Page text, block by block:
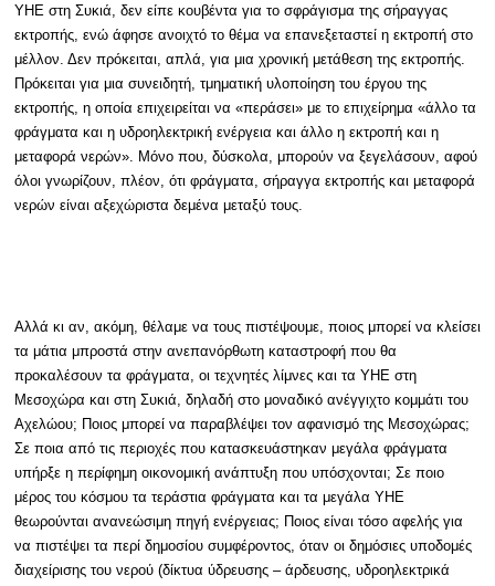
ΥΗΕ στη Συκιά, δεν είπε κουβέντα για το σφράγισμα της σήραγγας
εκτροπής, ενώ άφησε ανοιχτό το θέμα να επανεξεταστεί η εκτροπή στο
μέλλον. Δεν πρόκειται, απλά, για μια χρονική μετάθεση της εκτροπής.
Πρόκειται για μια συνειδητή, τμηματική υλοποίηση του έργου της
εκτροπής, η οποία επιχειρείται να «περάσει» με το επιχείρημα «άλλο τα
φράγματα και η υδροηλεκτρική ενέργεια και άλλο η εκτροπή και η
μεταφορά νερών». Μόνο που, δύσκολα, μπορούν να ξεγελάσουν, αφού
όλοι γνωρίζουν, πλέον, ότι φράγματα, σήραγγα εκτροπής και μεταφορά
νερών είναι αξεχώριστα δεμένα μεταξύ τους.
Αλλά κι αν, ακόμη, θέλαμε να τους πιστέψουμε, ποιος μπορεί να κλείσει
τα μάτια μπροστά στην ανεπανόρθωτη καταστροφή που θα
προκαλέσουν τα φράγματα, οι τεχνητές λίμνες και τα ΥΗΕ στη
Μεσοχώρα και στη Συκιά, δηλαδή στο μοναδικό ανέγγιχτο κομμάτι του
Αχελώου; Ποιος μπορεί να παραβλέψει τον αφανισμό της Μεσοχώρας;
Σε ποια από τις περιοχές που κατασκευάστηκαν μεγάλα φράγματα
υπήρξε η περίφημη οικονομική ανάπτυξη που υπόσχονται; Σε ποιο
μέρος του κόσμου τα τεράστια φράγματα και τα μεγάλα ΥΗΕ
θεωρούνται ανανεώσιμη πηγή ενέργειας; Ποιος είναι τόσο αφελής για
να πιστέψει τα περί δημοσίου συμφέροντος, όταν οι δημόσιες υποδομές
διαχείρισης του νερού (δίκτυα ύδρευσης – άρδευσης, υδροηλεκτρικά